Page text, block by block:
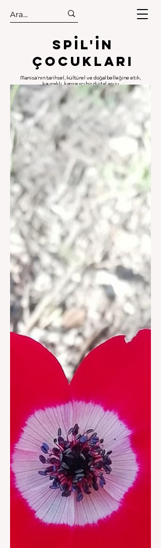
.
.
Spıl'in
Çocukları
Manisa'nın tarihsel, kültürel ve doğal belleğine etik,
kaynaklı, kapsayıcı bir dijital arşiv